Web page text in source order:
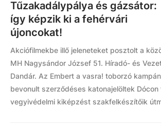
Tűzakadálypálya és gázsátor:
így képzik ki a fehérvári
újoncokat!
Akciófilmekbe illő jeleneteket posztolt a
MH Nagysándor József 51. Híradó- és
Dandár. Az Embert a vasra! toborzó
bevonult szerződéses katonajelöltek
vegyivédelmi kiképzést szakfelkészítőik